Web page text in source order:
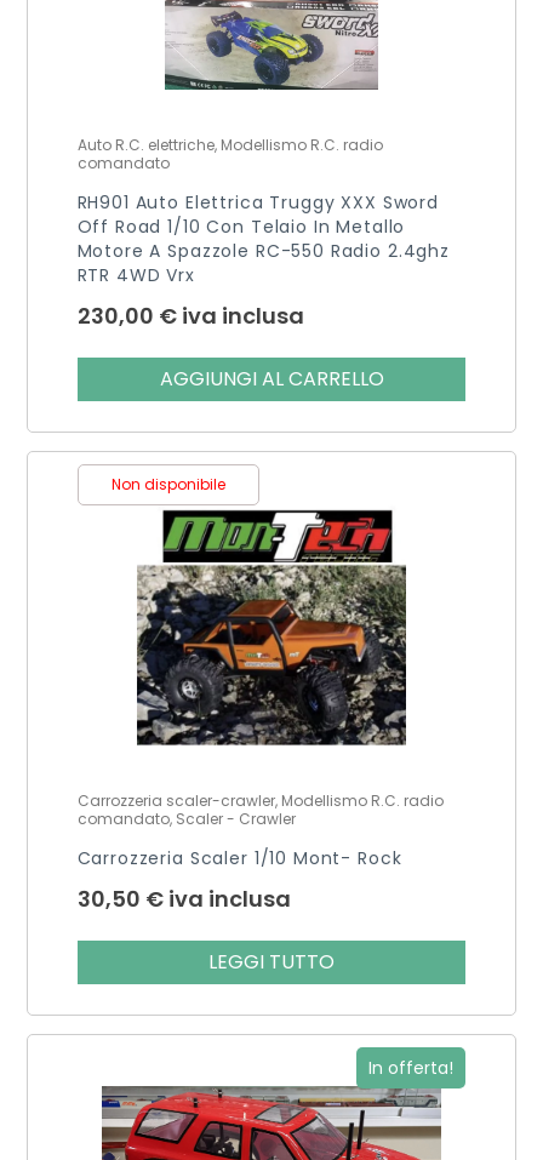
Auto R.C. elettriche, Modellismo R.C. radio
comandato
RH901 Auto Elettrica Truggy XXX Sword
Off Road 1/10 Con Telaio In Metallo
Motore A Spazzole RC-550 Radio 2.4ghz
RTR 4WD Vrx
230,00 € iva inclusa
AGGIUNGI AL CARRELLO
Non disponibile
Carrozzeria scaler-crawler, Modellismo R.C. radio
comandato, Scaler - Crawler
Carrozzeria Scaler 1/10 Mont- Rock
30,50 € iva inclusa
LEGGI TUTTO
In offerta!